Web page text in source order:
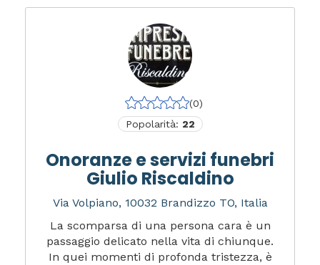
(0)
Popolarità: 22
Onoranze e servizi funebri
Giulio Riscaldino
Via Volpiano, 10032 Brandizzo TO, Italia
La scomparsa di una persona cara è un
passaggio delicato nella vita di chiunque.
In quei momenti di profonda tristezza, è